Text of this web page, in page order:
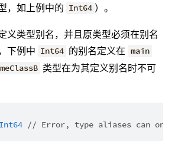
，如上例中的 Int64 ）。
义类型别名，并且原类型必须在别名
下例中 Int64 的别名定义在 main
类型在为其定义别名时不可
Int64 // Error, type aliases can